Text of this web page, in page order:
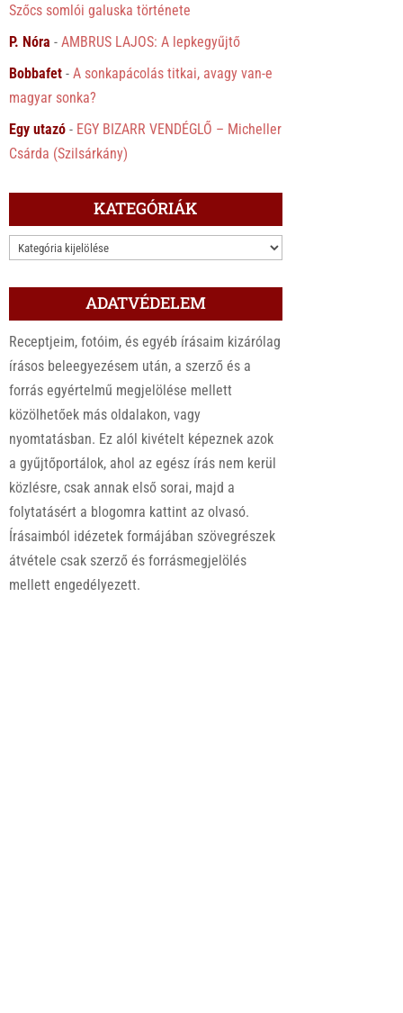
Szőcs somlói galuska története
P. Nóra -AMBRUS LAJOS: A lepkegyűjtő
Bobbafet -A sonkapácolás titkai, avagy van-e
magyar sonka?
Egy utazó - EGY BIZARR VENDÉGLŐ – Micheller
Csárda (Szilsárkány)
KATEGÓRIÁK
KATEGÓRIÁK
ADATVÉDELEM
Receptjeim, fotóim, és egyéb írásaim kizárólag
írásos beleegyezésem után, a szerző és a
forrás egyértelmű megjelölése mellett
közölhetőek más oldalakon, vagy
nyomtatásban. Ez alól kivételt képeznek azok
a gyűjtőportálok, ahol az egész írás nem kerül
közlésre, csak annak első sorai, majd a
folytatásért a blogomra kattint az olvasó.
Írásaimból idézetek formájában szövegrészek
átvétele csak szerző és forrásmegjelölés
mellett engedélyezett.